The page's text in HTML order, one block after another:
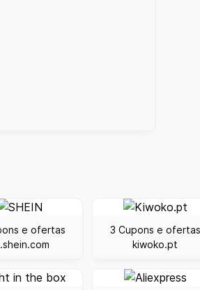
e ofertas
3 Cupons e ofertas
kiwoko.pt